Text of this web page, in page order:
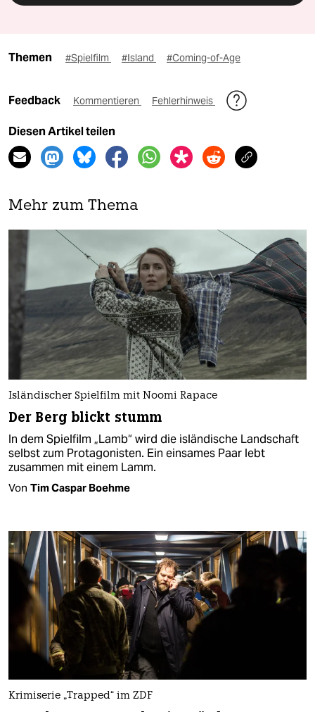
Themen #Spielfilm #Island #Coming-of-Age
Feedback Kommentieren Fehlerhinweis
Diesen Artikel teilen
Mehr zum Thema
Isländischer Spielfilm mit Noomi Rapace
Der Berg blickt stumm
In dem Spielfilm „Lamb“ wird die isländische Landschaft
selbst zum Protagonisten. Ein einsames Paar lebt
zusammen mit einem Lamm.
Von Tim Caspar Boehme
Krimiserie „Trapped“ im ZDF